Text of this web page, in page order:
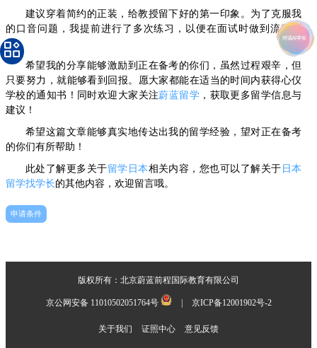
建议穿着简约的正装，给教授留下好的第一印象。为了克服我
的口音问题，我提前进行了多次练习，以便在面试时做到流利自
信。
希望我的分享能够激励到正在备考的你们，虽然过程艰辛，但
只要努力，就能够看到回报。愿大家都能在适当的时间内获得心仪
学校的通知书！同时欢迎大家关注蔚蓝留学 ，获取更多留学信息与
建议！
希望这篇文章能够真实地传达出我的留学经验，望对正在备考
的你们有所帮助！
此处了解更多关于留学日本相关内容，您也可以了解关于 日本
留学找学长的其他内容，欢迎留言哦。
申请条件
版权所有：北京蔚蓝前程国际教育有限公司
京公网安备 11010502051764号 | 京ICP备12001902号-2
关于我们 证照中心 意见反馈